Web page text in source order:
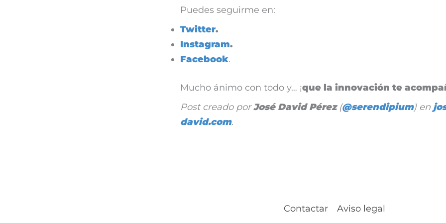
Puedes seguirme en:
Twitter.
Instagram.
Facebook.
Mucho ánimo con todo y… ¡que la innovación te
Post creado porJosé David Pérez(@serendipium) en
david.com.
Contactar Aviso legal